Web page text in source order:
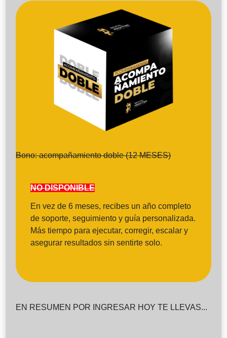
Bono: acompañamiento doble (12 MESES)
NO DISPONIBLE
En vez de 6 meses, recibes un año completo
de soporte, seguimiento y guía personalizada.
Más tiempo para ejecutar, corregir, escalar y
asegurar resultados sin sentirte solo.
EN RESUMEN POR INGRESAR HOY TE LLEVAS...